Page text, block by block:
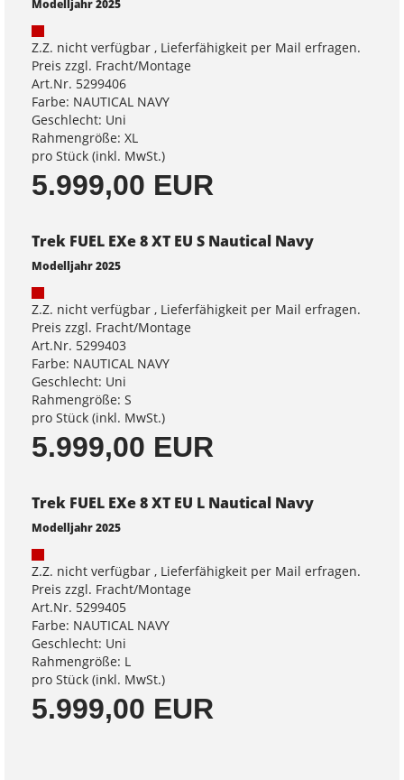
Modelljahr 2025
Z.Z. nicht verfügbar , Lieferfähigkeit per Mail erfragen.
Preis zzgl. Fracht/Montage
Art.Nr. 5299406
Farbe: NAUTICAL NAVY
Geschlecht: Uni
Rahmengröße: XL
pro Stück (inkl. MwSt.)
5.999,00 EUR
Trek FUEL EXe 8 XT EU S Nautical Navy
Modelljahr 2025
Z.Z. nicht verfügbar , Lieferfähigkeit per Mail erfragen.
Preis zzgl. Fracht/Montage
Art.Nr. 5299403
Farbe: NAUTICAL NAVY
Geschlecht: Uni
Rahmengröße: S
pro Stück (inkl. MwSt.)
5.999,00 EUR
Trek FUEL EXe 8 XT EU L Nautical Navy
Modelljahr 2025
Z.Z. nicht verfügbar , Lieferfähigkeit per Mail erfragen.
Preis zzgl. Fracht/Montage
Art.Nr. 5299405
Farbe: NAUTICAL NAVY
Geschlecht: Uni
Rahmengröße: L
pro Stück (inkl. MwSt.)
5.999,00 EUR